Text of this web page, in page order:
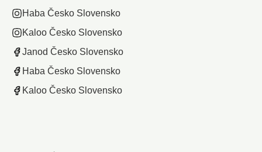
Haba Česko Slovensko
Kaloo Česko Slovensko
Janod Česko Slovensko
Haba Česko Slovensko
Kaloo Česko Slovensko